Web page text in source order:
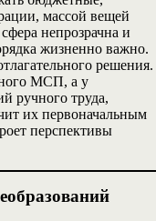
массой вещей
непрозрачна и
жизненно важно.
решения.
МСП, а у
ручного труда,
их первоначальным
перспективы